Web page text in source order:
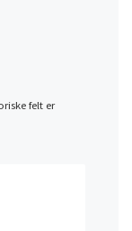
felt er